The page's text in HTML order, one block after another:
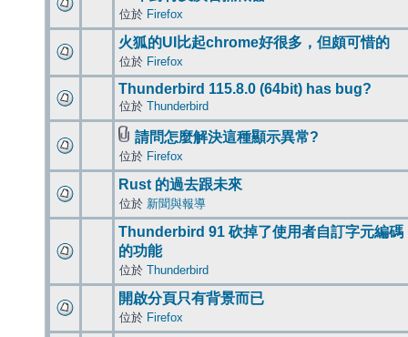
位於 Firefox
火狐的UI比起chrome好很多，但頗可惜的
位於 Firefox
Thunderbird 115.8.0 (64bit) has bug?
位於 Thunderbird
請問怎麼解決這種顯示異常?
位於 Firefox
Rust 的過去跟未來
位於 新聞與報導
Thunderbird 91 砍掉了使用者自訂字元編碼
的功能
位於 Thunderbird
開啟分頁只有背景而已
位於 Firefox